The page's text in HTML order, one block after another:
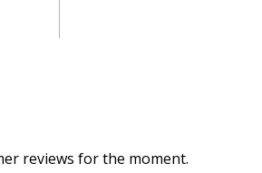
reviews for the moment.